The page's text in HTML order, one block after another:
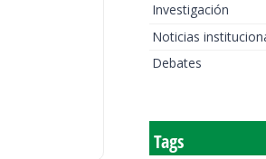
Investigación
Noticias
Debates
Tags